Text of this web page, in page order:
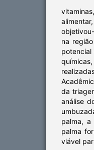
na
da
análise
palma, a
palma
viável